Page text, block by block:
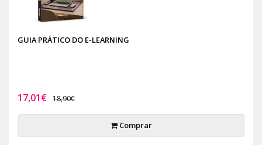
GUIA PRÁTICO DO E-LEARNING
17,01€ 18,90€
Comprar